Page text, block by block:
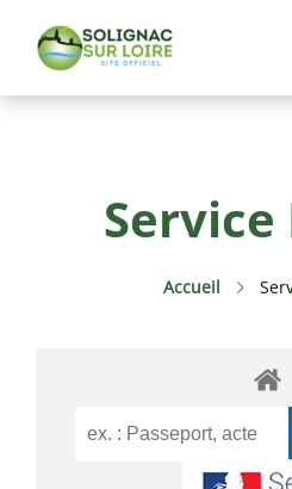
Vie Pratique
Culture & Loisirs
Service Public
Service
Accueil